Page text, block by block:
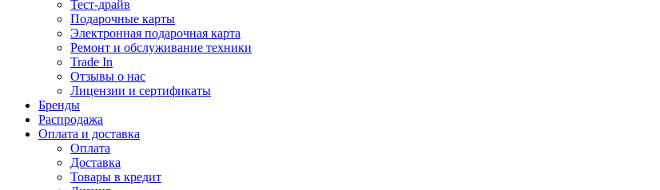
Тест-драйв
Подарочные карты
Электронная подарочная карта
Ремонт и обслуживание техники
Trade In
Отзывы о нас
Лицензии и сертификаты
Бренды
Распродажа
Оплата и доставка
Оплата
Доставка
Товары в кредит